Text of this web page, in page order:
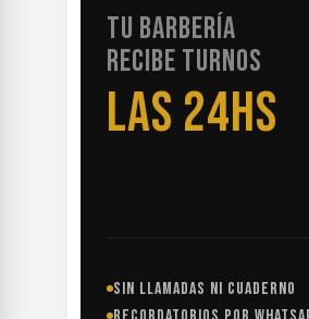
TU BARBERÍA
RECIBE TURNOS
LAS 24HS
SIN LLAMADAS NI CUADERNO